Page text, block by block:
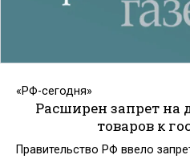
«РФ-сегодня»
Расширен запрет
товаров к
Правительство РФ ввело